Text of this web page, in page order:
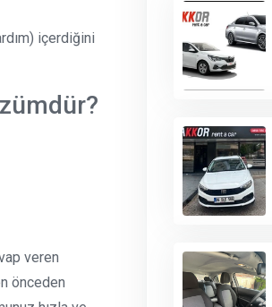
içerdiğini
veren
önceden